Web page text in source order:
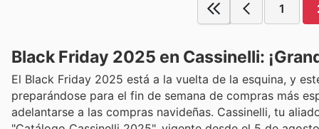
1
Black Friday 2025 en Cassinelli:
El Black Friday 2025 está a la vuelta de la esquina, y
preparándose para el fin de semana de compras más
adelantarse a las compras navideñas. Cassinelli, tu